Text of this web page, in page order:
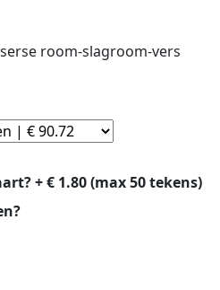
room-slagroom-vers
+ € 1.80 (max 50 tekens)